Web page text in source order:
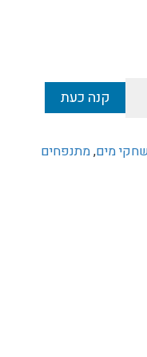
קנה כעת
מים,מתנפחים